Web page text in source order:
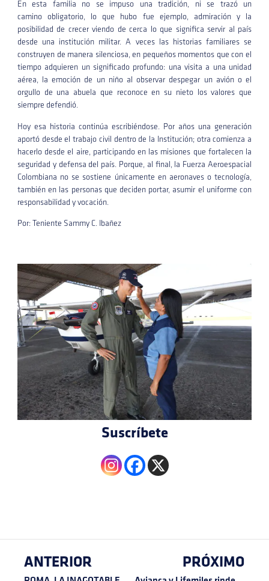
En esta familia no se impuso una tradición, ni se trazó un
camino obligatorio, lo que hubo fue ejemplo, admiración y la
posibilidad de crecer viendo de cerca lo que significa servir al país
desde una institución militar. A veces las historias familiares se
construyen de manera silenciosa, en pequeños momentos que con el
tiempo adquieren un significado profundo: una visita a una unidad
aérea, la emoción de un niño al observar despegar un avión o el
orgullo de una abuela que reconoce en su nieto los valores que
siempre defendió.
Hoy esa historia continúa escribiéndose. Por años una generación
aportó desde el trabajo civil dentro de la Institución; otra comienza a
hacerlo desde el aire, participando en las misiones que fortalecen la
seguridad y defensa del país. Porque, al final, la Fuerza Aeroespacial
Colombiana no se sostiene únicamente en aeronaves o tecnología,
también en las personas que deciden portar, asumir el uniforme con
responsabilidad y vocación.
Por: Teniente Sammy C. Ibañez
Suscríbete
ANTERIOR PRÓXIMO